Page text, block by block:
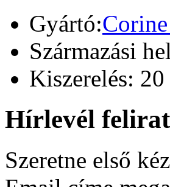
Gyártó:
Származási
Kiszerelés: 20
Hírlevél
Szeretne első